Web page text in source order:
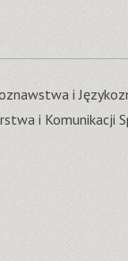
i
i Komunikacji